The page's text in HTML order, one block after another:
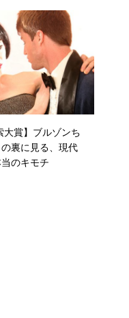
大賞】ブルゾンち
裏に見る、現代
のキモチ